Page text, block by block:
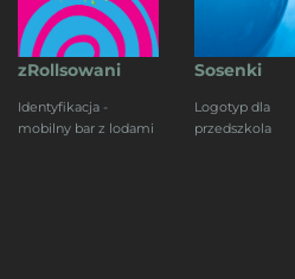
zRollsowani
Identyfikacja -
mobilny bar z lodami
Sosenki
Logotyp dla
przedszkola